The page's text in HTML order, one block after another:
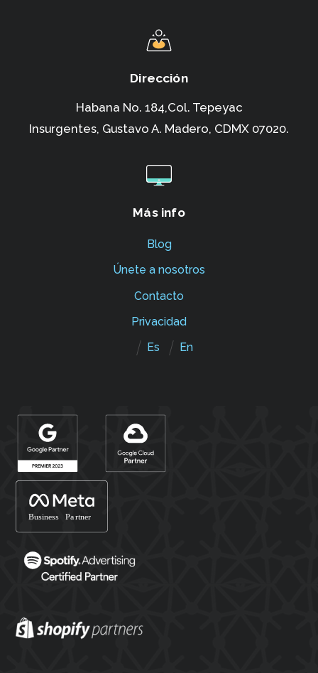
Dirección
Habana No. 184,Col. Tepeyac
Insurgentes, Gustavo A. Madero, CDMX 07020.
Más info
Blog
Únete a nosotros
Contacto
Privacidad
Es
En